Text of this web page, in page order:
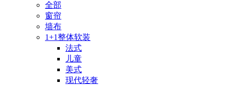
全部
窗帘
墙布
1+1整体软装
法式
儿童
美式
现代轻奢